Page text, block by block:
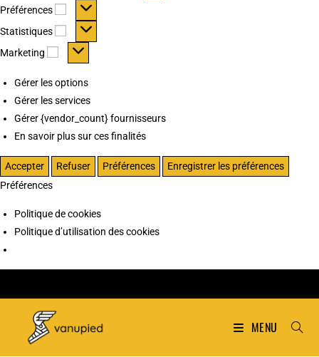
Préférences
Préférences
Statistiques Statistiques
Marketing Marketing
Gérer les options
Gérer les services
Gérer {vendor_count} fournisseurs
En savoir plus sur ces finalités
Accepter Refuser Préférences
Enregistrer les préférences
Préférences
Politique de cookies
Politique d’utilisation des cookies
MENU